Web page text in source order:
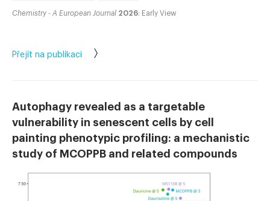
Chemistry - A European Journal 2026: Early View
Přejít na publikaci
Autophagy revealed as a targetable
vulnerability in senescent cells by cell
painting phenotypic profiling: a mechanistic
study of MCOPPB and related compounds